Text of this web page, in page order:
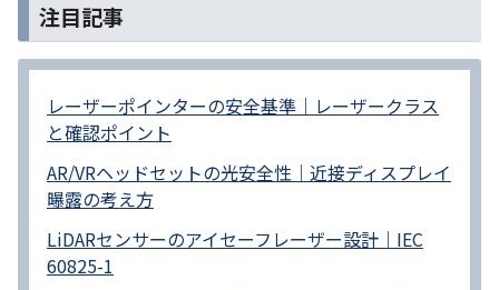
注目記事
レーザーポインターの安全基準｜レーザークラス
と確認ポイント
AR/VRヘッドセットの光安全性｜近接ディスプレイ
曝露の考え方
LiDARセンサーのアイセーフレーザー設計｜IEC
60825-1